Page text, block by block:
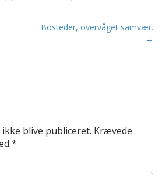
Bosteder, overvåget samvær.
→
blive publiceret. Krævede
*